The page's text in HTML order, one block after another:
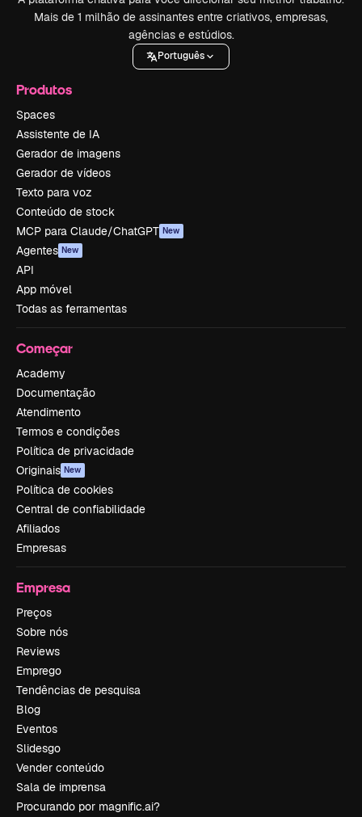
Mais de 1 milhão de assinantes entre criativos, empresas,
agências e estúdios.
Português
Produtos
Spaces
Assistente de IA
Gerador de imagens
Gerador de vídeos
Texto para voz
Conteúdo de stock
MCP para Claude/ChatGPT New
Agentes New
API
App móvel
Todas as ferramentas
Começar
Academy
Documentação
Atendimento
Termos e condições
Política de privacidade
Originais New
Política de cookies
Central de confiabilidade
Afiliados
Empresas
Empresa
Preços
Sobre nós
Reviews
Emprego
Tendências de pesquisa
Blog
Eventos
Slidesgo
Vender conteúdo
Sala de imprensa
Procurando por magnific.ai?